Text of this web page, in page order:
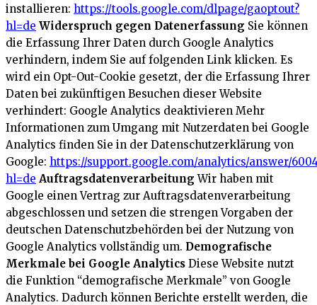
installieren: https://tools.google.com/dlpage/gaoptout?
hl=de Widerspruch gegen Datenerfassung Sie können
die Erfassung Ihrer Daten durch Google Analytics
verhindern, indem Sie auf folgenden Link klicken. Es
wird ein Opt-Out-Cookie gesetzt, der die Erfassung Ihrer
Daten bei zukünftigen Besuchen dieser Website
verhindert: Google Analytics deaktivieren Mehr
Informationen zum Umgang mit Nutzerdaten bei Google
Analytics finden Sie in der Datenschutzerklärung von
Google: https://support.google.com/analytics/answer/
hl=de Auftragsdatenverarbeitung Wir haben mit
Google einen Vertrag zur Auftragsdatenverarbeitung
abgeschlossen und setzen die strengen Vorgaben der
deutschen Datenschutzbehörden bei der Nutzung von
Google Analytics vollständig um. Demografische
Merkmale bei Google Analytics Diese Website nutzt
die Funktion “demografische Merkmale” von Google
Analytics. Dadurch können Berichte erstellt werden, die